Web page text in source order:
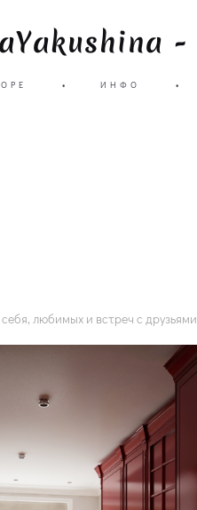
-
• ИНФО •
любимых и встреч с друзьями